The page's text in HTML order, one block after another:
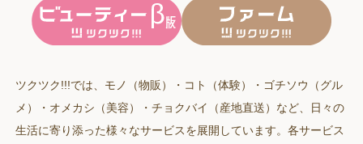
ツクツク!!!では、モノ（物販）・コト（体験）・ゴチソウ（グル
メ）・オメカシ（美容）・チョクバイ（産地直送）など、日々の
生活に寄り添った様々なサービスを展開しています。各サービス